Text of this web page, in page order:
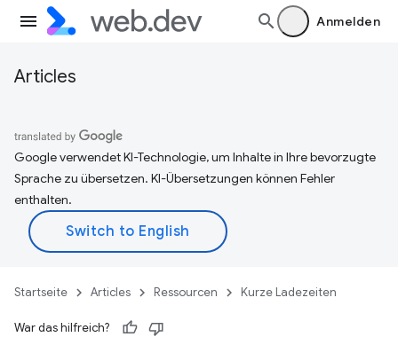
Anmelden
Articles
Google verwendet KI-Technologie, um Inhalte in Ihre bevorzugte
Sprache zu übersetzen. KI-Übersetzungen können Fehler
enthalten.
Startseite Articles Ressourcen Kurze Ladezeiten
War das hilfreich?